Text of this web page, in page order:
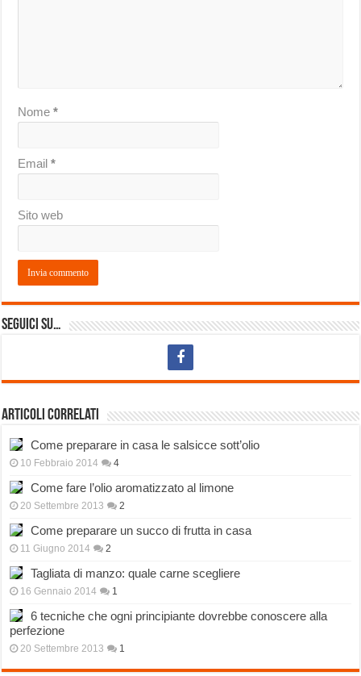
Nome*
Email*
Sito web
Seguici su…
Articoli correlati
Come preparare in casa le salsicce sott’olio
10 Febbraio 2014 4
Come fare l’olio aromatizzato al limone
20 Settembre 2013 2
Come preparare un succo di frutta in casa
11 Giugno 2014 2
Tagliata di manzo: quale carne scegliere
16 Gennaio 2014 1
6 tecniche che ogni principiante dovrebbe conoscere alla
perfezione
20 Settembre 2013 1